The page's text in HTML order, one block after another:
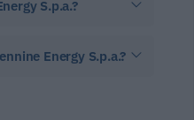
S.p.a.?
Energy S.p.a.?